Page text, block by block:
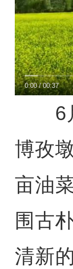
0:00/00:37
6月
博孜
亩油
围古
清新